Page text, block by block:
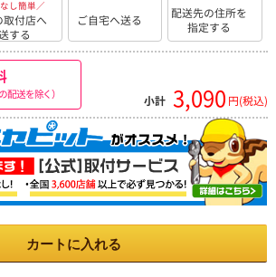
し簡単／
取付店へ
する
ご自宅へ送る
配送先の住所を
指定する
配送を除く） 小計 3,090 円(税込)
カートに入れる